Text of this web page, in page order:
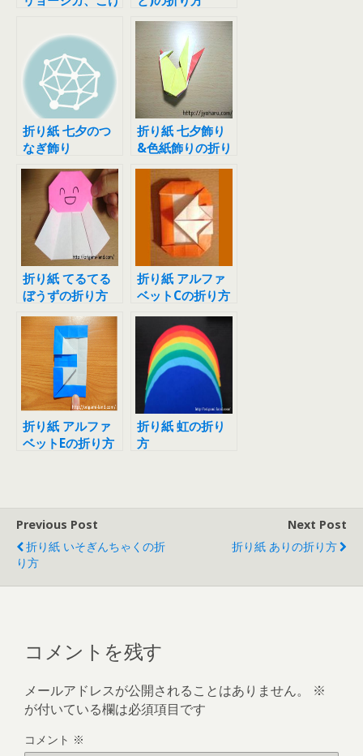
折り紙 七夕のつ
なぎ飾り
折り紙 七夕飾り
&色紙飾りの折り
方
折り紙 てるてる
ぼうずの折り方
折り紙 アルファ
ベットCの折り方
折り紙 アルファ
ベットEの折り方
折り紙 虹の折り
方
Previous Post
折り紙 いそぎんちゃくの折
り方
Next Post
折り紙 ありの折り方
コメントを残す
メールアドレスが公開されることはありません。
※
が付いている欄は必須項目です
コメント ※